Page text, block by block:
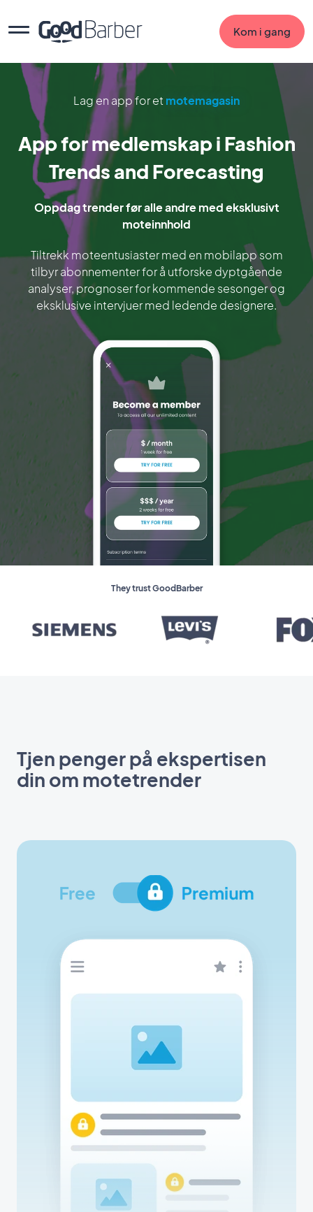
Kom i gang
Lag en app for et motemagasin
App for medlemskap i Fashion
Trends and Forecasting
Oppdag trender før alle andre med eksklusivt
moteinnhold
Tiltrekk moteentusiaster med en mobilapp som
tilbyr abonnementer for å utforske dyptgående
analyser, prognoser for kommende sesonger og
eksklusive intervjuer med ledende designere.
They trust GoodBarber
Tjen penger på ekspertisen
din om motetrender